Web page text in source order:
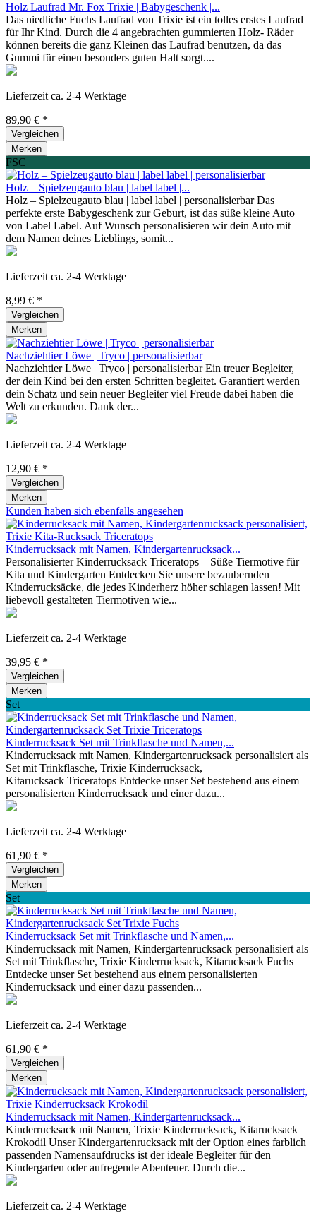
Holz Laufrad Mr. Fox Trixie | Babygeschenk |...
Das niedliche Fuchs Laufrad von Trixie ist ein tolles erstes Laufrad
für Ihr Kind. Durch die 4 angebrachten gummierten Holz- Räder
können bereits die ganz Kleinen das Laufrad benutzen, da das
Gummi für einen besonders guten Halt sorgt....
Lieferzeit ca. 2-4 Werktage
89,90 € *
Vergleichen
Merken
FSC
Holz – Spielzeugauto blau | label label |...
Holz – Spielzeugauto blau | label label | personalisierbar Das
perfekte erste Babygeschenk zur Geburt, ist das süße kleine Auto
von Label Label. Auf Wunsch personalisieren wir dein Auto mit
dem Namen deines Lieblings, somit...
Lieferzeit ca. 2-4 Werktage
8,99 € *
Vergleichen
Merken
Nachziehtier Löwe | Tryco | personalisierbar
Nachziehtier Löwe | Tryco | personalisierbar Ein treuer Begleiter,
der dein Kind bei den ersten Schritten begleitet. Garantiert werden
dein Schatz und sein neuer Begleiter viel Freude dabei haben die
Welt zu erkunden. Dank der...
Lieferzeit ca. 2-4 Werktage
12,90 € *
Vergleichen
Merken
Kunden haben sich ebenfalls angesehen
Kinderrucksack mit Namen, Kindergartenrucksack...
Personalisierter Kinderrucksack Triceratops – Süße Tiermotive für
Kita und Kindergarten Entdecken Sie unsere bezaubernden
Kinderrucksäcke, die jedes Kinderherz höher schlagen lassen! Mit
liebevoll gestalteten Tiermotiven wie...
Lieferzeit ca. 2-4 Werktage
39,95 € *
Vergleichen
Merken
Set
Kinderrucksack Set mit Trinkflasche und Namen,...
Kinderrucksack mit Namen, Kindergartenrucksack personalisiert als
Set mit Trinkflasche, Trixie Kinderrucksack,
Kitarucksack Triceratops Entdecke unser Set bestehend aus einem
personalisierten Kinderrucksack und einer dazu...
Lieferzeit ca. 2-4 Werktage
61,90 € *
Vergleichen
Merken
Set
Kinderrucksack Set mit Trinkflasche und Namen,...
Kinderrucksack mit Namen, Kindergartenrucksack personalisiert als
Set mit Trinkflasche, Trixie Kinderrucksack, Kitarucksack Fuchs
Entdecke unser Set bestehend aus einem personalisierten
Kinderrucksack und einer dazu passenden...
Lieferzeit ca. 2-4 Werktage
61,90 € *
Vergleichen
Merken
Kinderrucksack mit Namen, Kindergartenrucksack...
Kinderrucksack mit Namen, Trixie Kinderrucksack, Kitarucksack
Krokodil Unser Kindergartenrucksack mit der Option eines farblich
passenden Namensaufdrucks ist der ideale Begleiter für den
Kindergarten oder aufregende Abenteuer. Durch die...
Lieferzeit ca. 2-4 Werktage